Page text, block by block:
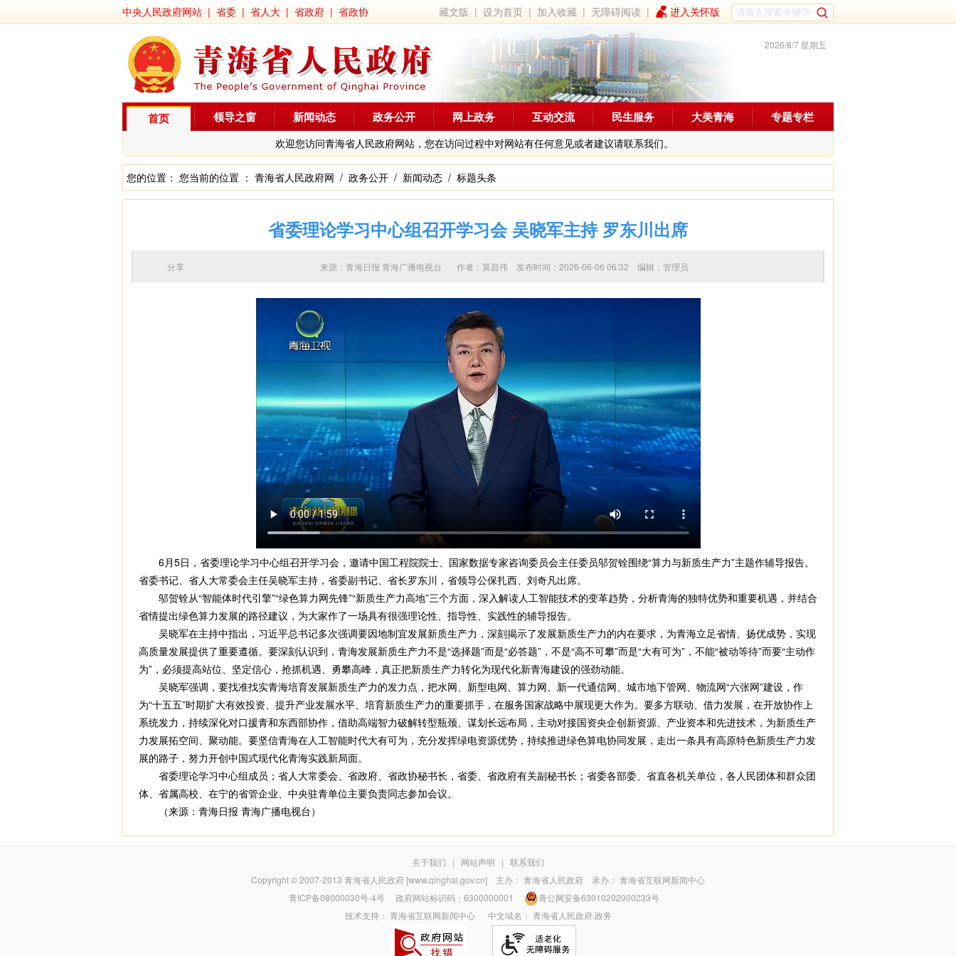
中央人民政府网站 | 省委 | 省人大 | 省政府 | 省政协 藏文版 |设为首页 | 加入收藏 |无障碍阅读 | 进入关怀版
2026/8/7 星期五
首页
欢迎您访问青海省人民政府网站，您在访问过程中对网站有任何意见或者建议请联系我们。
领导之窗 新闻动态 政务公开 网上政务 互动交流 民生服务 大美青海 专题专栏
您的位置： 您当前的位置 ： 青海省人民政府网 / 政务公开 / 新闻动态 / 标题头条
省委理论学习中心组召开学习会 吴晓军主持 罗东川出席
来源：青海日报 青海广播电视台 作者： 莫昌伟 发布时间：2026-06-06 06:32 编辑：管理员
分享
6月5日，省委理论学习中心组召开学习会，邀请中国工程院院士、国家数据专家咨询委员会主任委员邬贺铨围绕“算力与新质生产力”主题作辅导报告。
省委书记、省人大常委会主任吴晓军主持，省委副书记、省长罗东川，省领导公保扎西、刘奇凡出席。
邬贺铨从“智能体时代引擎”“绿色算力网先锋”“新质生产力高地”三个方面，深入解读人工智能技术的变革趋势，分析青海的独特优势和重要机遇，并结合
省情提出绿色算力发展的路径建议，为大家作了一场具有很强理论性、指导性、实践性的辅导报告。
吴晓军在主持中指出，习近平总书记多次强调要因地制宜发展新质生产力，深刻揭示了发展新质生产力的内在要求，为青海立足省情、扬优成势，实现
高质量发展提供了重要遵循。要深刻认识到，青海发展新质生产力不是“选择题”而是“必答题”，不是“高不可攀”而是“大有可为”，不能“被动等待”而要“主动作
为”，必须提高站位、坚定信心，抢抓机遇、勇攀高峰，真正把新质生产力转化为现代化新青海建设的强劲动能。
吴晓军强调，要找准找实青海培育发展新质生产力的发力点，把水网、新型电网、算力网、新一代通信网、城市地下管网、物流网“六张网”建设，作
为“十五五”时期扩大有效投资、提升产业发展水平、培育新质生产力的重要抓手，在服务国家战略中展现更大作为。要多方联动、借力发展，在开放协作上
系统发力，持续深化对口援青和东西部协作，借助高端智力破解转型瓶颈、谋划长远布局，主动对接国资央企创新资源、产业资本和先进技术，为新质生产
力发展拓空间、聚动能。要坚信青海在人工智能时代大有可为，充分发挥绿电资源优势，持续推进绿色算电协同发展，走出一条具有高原特色新质生产力发
展的路子，努力开创中国式现代化青海实践新局面。
省委理论学习中心组成员；省人大常委会、省政府、省政协秘书长，省委、省政府有关副秘书长；省委各部委、省直各机关单位，各人民团体和群众团
体、省属高校、在宁的省管企业、中央驻青单位主要负责同志参加会议。
（来源：青海日报 青海广播电视台）
关于我们 | 网站声明 | 联系我们
Copyright © 2007-2013 青海省人民政府 [www.qinghai.gov.cn] 主办： 青海省人民政府 承办： 青海省互联网新闻中心
青ICP备08000030号-4号政府网站标识码：6300000001
青公网安备63010202000233号
技术支持： 青海省互联网新闻中心中文域名： 青海省人民政府.政务